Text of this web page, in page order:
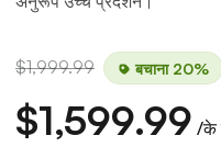
$1,999.99 बचाना 20%
$1,599.99 /के